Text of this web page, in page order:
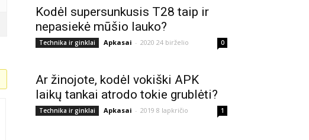
Kodėl supersunkusis T28 taip ir
nepasiekė mūšio lauko?
Technika ir ginklai Apkasai - 2020 24 birželio 0
Ar žinojote, kodėl vokiški APK
laikų tankai atrodo tokie grublėti?
Technika ir ginklai Apkasai - 2019 8 lapkričio 1